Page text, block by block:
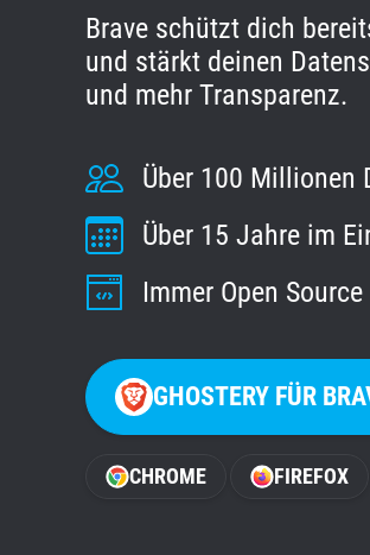
Brave schützt dich
und stärkt deinen
und mehr Transparenz.
Über 100 Millionen
Über 15 Jahre im
Immer Open Source
GHOSTERY FÜR
CHROME FIREFOX